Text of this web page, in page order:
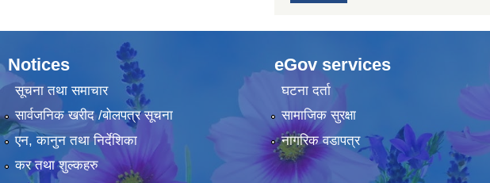
Notices
सूचना तथा समाचार
सार्वजनिक खरीद /बोलपत्र सूचना
एन, कानुन तथा निर्देशिका
कर तथा शुल्कहरु
eGov services
घटना दर्ता
सामाजिक सुरक्षा
नागरिक वडापत्र